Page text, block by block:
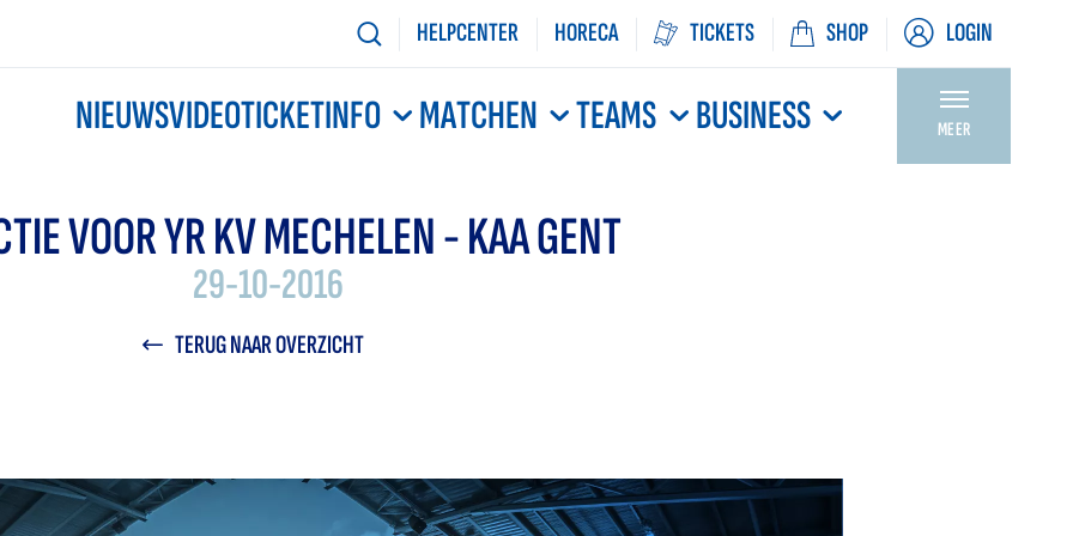
HELPCENTER HORECA TICKETS SHOP LOGIN
NIEUWSVIDEOTICKETINFO MATCHEN TEAMS BUSINESS MEER
VOOR YR KV MECHELEN - KAA GENT
29-10-2016
TERUG NAAR OVERZICHT